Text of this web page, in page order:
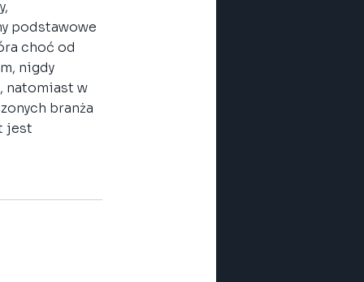
podstawowe
choć od
nigdy
natomiast w
branża
jest